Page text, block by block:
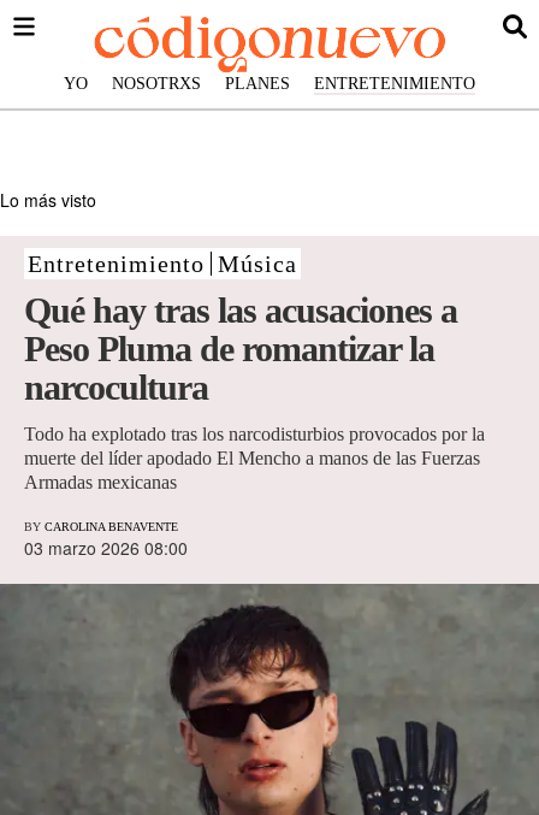
YO NOSOTRXS PLANES ENTRETENIMIENTO
Lo más visto
Entretenimiento Música
Qué hay tras las acusaciones a
Peso Pluma de romantizar la
narcocultura
Todo ha explotado tras los narcodisturbios provocados por la
muerte del líder apodado El Mencho a manos de las Fuerzas
Armadas mexicanas
BY CAROLINA BENAVENTE
03 marzo 2026 08:00